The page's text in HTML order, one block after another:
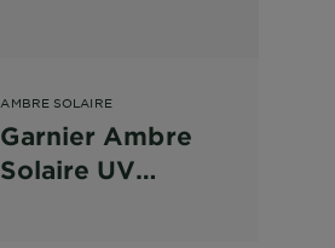
AMBRE SOLAIRE
Garnier Ambre
Solaire UV